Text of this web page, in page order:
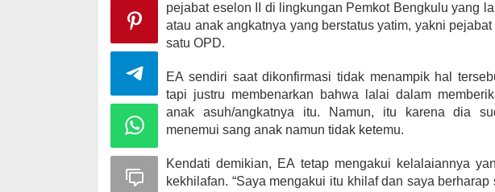
pejabat eselon II di lingkungan Pemkot Bengkulu yang
atau anak angkatnya yang berstatus yatim, yakni
satu OPD.
EA sendiri saat dikonfirmasi tidak menampik hal
tapi justru membenarkan bahwa lalai dalam
anak asuh/angkatnya itu. Namun, itu karena dia
menemui sang anak namun tidak ketemu.
Kendati demikian, EA tetap mengakui kelalaiannya
kekhilafan. “Saya mengakui itu khilaf dan saya